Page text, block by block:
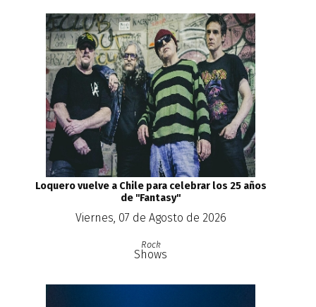
Loquero vuelve a Chile para celebrar los 25 años
de ''Fantasy''
Viernes, 07 de Agosto de 2026
Rock
Shows